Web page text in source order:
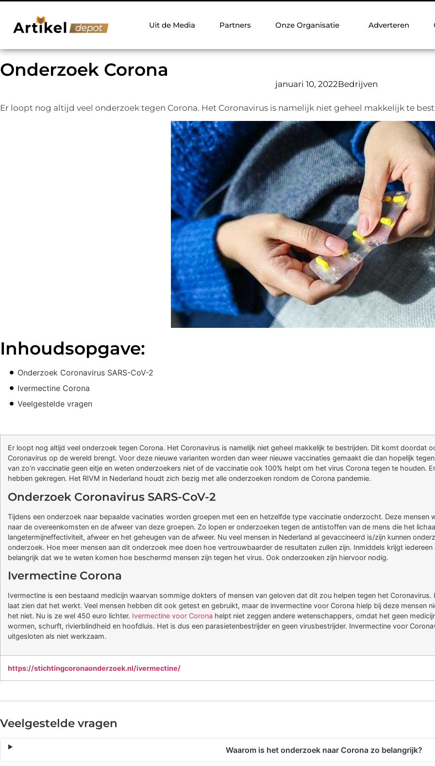
Uit de Media Partners Onze Organisatie Adverteren
Onderzoek Corona
januari 10, 2022Bedrijven
Er loopt nog altijd veel onderzoek tegen Corona. Het Coronavirus is namelijk niet geheel makkelijk te
Inhoudsopgave:
Onderzoek Coronavirus SARS-CoV-2
Ivermectine Corona
Veelgestelde vragen
Er loopt nog altijd veel onderzoek tegen Corona. Het Coronavirus is namelijk niet geheel makkelijk te bestrijden. Dit komt doordat
Coronavirus op de wereld brengt. Voor deze nieuwe varianten worden dan weer nieuwe vaccinaties gemaakt die dan hopelijk
van zo’n vaccinatie geen eitje en weten onderzoekers niet of de vaccinatie ook 100% helpt om het virus Corona tegen te houden.
hebben gekregen. Het RIVM in Nederland houdt zich bezig met alle onderzoeken rondom de Corona pandemie.
Onderzoek Coronavirus SARS-CoV-2
Tijdens een onderzoek naar bepaalde vacinaties worden groepen met een en hetzelfde type vaccinatie onderzocht. Deze
naar de overeenkomsten en de afweer van deze groepen. Zo lopen er onderzoeken tegen de antistoffen van de mens die het
langetermijneffectiviteit, afweer en het geheugen van de afweer. Nu veel mensen in Nederland al gevaccineerd is/zijn kunnen
onderzoek. Hoe meer mensen aan dit onderzoek mee doen hoe vertrouwbaarder de resultaten zullen zijn. Inmiddels krijgt
belangrijk dat we te weten komen hoe beschermd mensen zijn tegen het virus. Ook onderzoeken zijn hiervoor nodig.
Ivermectine Corona
Ivermectine is een bestaand medicijn waarvan sommige dokters of mensen van geloven dat dit zou helpen tegen het
laat zien dat het werkt. Veel mensen hebben dit ook getest en gebruikt, maar de invermectine voor Corona hielp bij deze mensen
het niet. Nu is ze wel 450 euro lichter. Ivermectine voor Corona helpt niet zeggen andere wetenschappers, omdat het geen
wormen, schurft, rivierblindheid en hoofdluis. Het is dus een parasietenbestrijder en geen virusbestrijder. Invermectine voor
uitgesloten als niet werkzaam.
https://stichtingcoronaonderzoek.nl/ivermectine/
Veelgestelde vragen
Waarom is het onderzoek naar Corona zo belangrijk?